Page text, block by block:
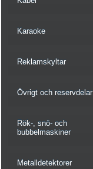
Karaoke
Reklamskyltar
Övrigt och reservdelar
Rök-, snö- och
bubbelmaskiner
Metalldetektorer